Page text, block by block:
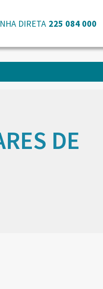
DIRETA 225 084 000
DE